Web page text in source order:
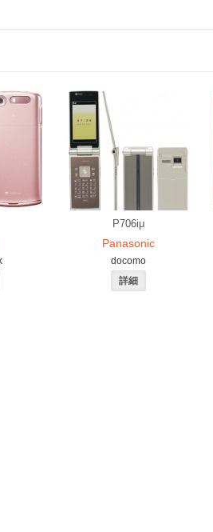
P706iμ
Panasonic
docomo